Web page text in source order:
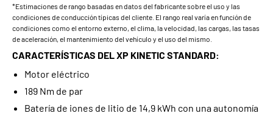
*Estimaciones de rango basadas en datos del fabricante sobre el uso y las
condiciones de conducción típicas del cliente. El rango real varía en función de
condiciones como el entorno externo, el clima, la velocidad, las cargas, las tasas
de aceleración, el mantenimiento del vehículo y el uso del mismo.
CARACTERÍSTICAS DEL XP KINETIC STANDARD:
Motor eléctrico
189 Nm de par
Batería de iones de litio de 14,9 kWh con una autonomía